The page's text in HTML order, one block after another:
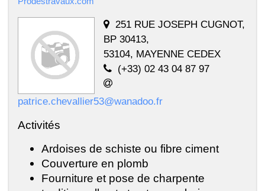
251 RUE JOSEPH CUGNOT,
BP 30413,
53104, MAYENNE CEDEX
(+33) 02 43 04 87 97
patrice.chevallier53@wanadoo.fr
Activités
Ardoises de schiste ou fibre ciment
Couverture en plomb
Fourniture et pose de charpente